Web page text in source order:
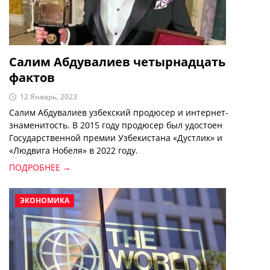
Салим Абдувалиев четырнадцать
фактов
12 Январь, 2023
Салим Абдувалиев узбекский продюсер и интернет-
знаменитость. В 2015 году продюсер был удостоен
Государственной премии Узбекистана «Дустлик» и
«Людвига Нобеля» в 2022 году.
ПОДРОБНЕЕ →
ЭКОНОМИКА